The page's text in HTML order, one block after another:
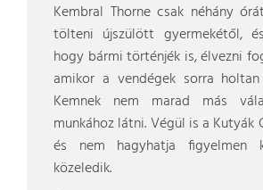
Kembral Thorne csak néhány
tölteni újszülött gyermekétől,
hogy bármi történjék is, élvezni
amikor a vendégek sorra
Kemnek nem marad más
munkához látni. Végül is a Kutyák
és nem hagyhatja figyelmen
közeledik.